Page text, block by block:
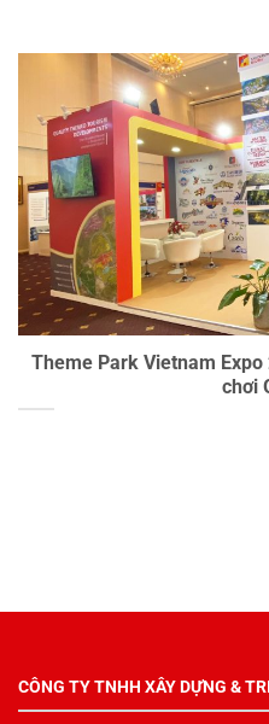
Theme Park Vietnam
chơi
CÔNG TY TNHH XÂY DỰNG &